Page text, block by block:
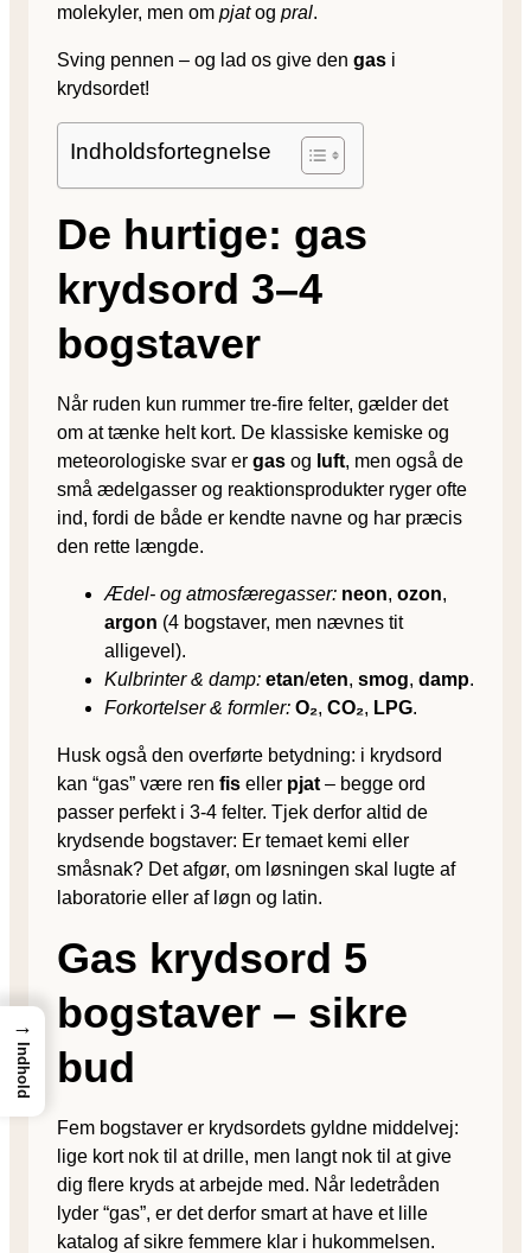
molekyler, men om pjatog pral.
Sving pennen – og lad os give den gas i
krydsordet!
Indholdsfortegnelse
De hurtige: gas
krydsord 3–4
bogstaver
Når ruden kun rummer tre-fire felter, gælder det
om at tænke helt kort. De klassiske kemiske og
meteorologiske svar er gas og luft, men også de
små ædelgasser og reaktions­produkter ryger ofte
ind, fordi de både er kendte navne og har præcis
den rette længde.
Ædel- og atmosfæregasser: neon, ozon,
argon (4 bogstaver, men nævnes tit
alligevel).
Kulbrinter & damp: etan/eten, smog, damp.
Forkortelser & formler: O₂, CO₂, LPG.
Husk også den overførte betydning: i krydsord
kan “gas” være ren fis eller pjat – begge ord
passer perfekt i 3-4 felter. Tjek derfor altid de
krydsende bogstaver: Er temaet kemi eller
småsnak? Det afgør, om løsningen skal lugte af
laboratorie eller af løgn og latin.
Gas krydsord 5
bogstaver – sikre
bud
Fem bogstaver er krydsordets gyldne middelvej:
lige kort nok til at drille, men langt nok til at give
dig flere kryds at arbejde med. Når ledetråden
lyder “gas”, er det derfor smart at have et lille
katalog af sikre femmere klar i hukommelsen.
→
Indhold